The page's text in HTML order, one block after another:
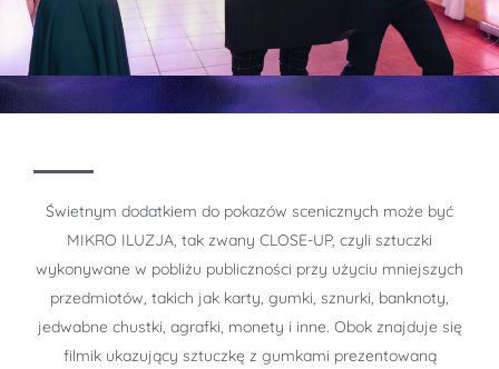
Świetnym dodatkiem do pokazów scenicznych może być
MIKRO ILUZJA, tak zwany CLOSE-UP, czyli sztuczki
wykonywane w pobliżu publiczności przy użyciu mniejszych
przedmiotów, takich jak karty, gumki, sznurki, banknoty,
jedwabne chustki, agrafki, monety i inne. Obok znajduje się
filmik ukazujący sztuczkę z gumkami prezentowaną